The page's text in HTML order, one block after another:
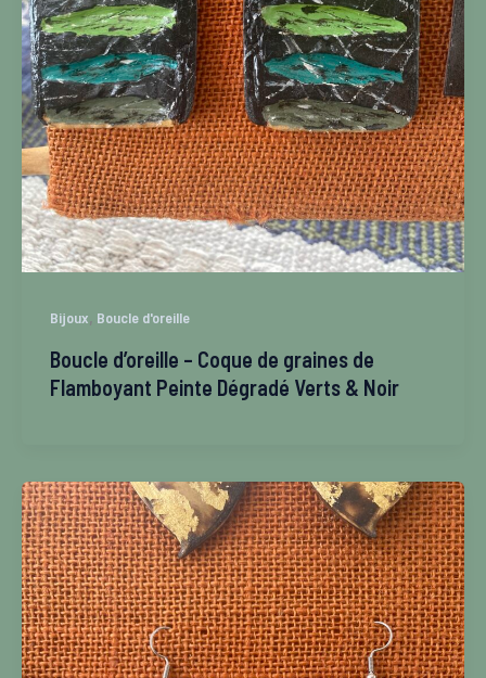
Bijoux Boucle d'oreille
Boucle d’oreille – Coque de graines de
Flamboyant Peinte Dégradé Verts & Noir